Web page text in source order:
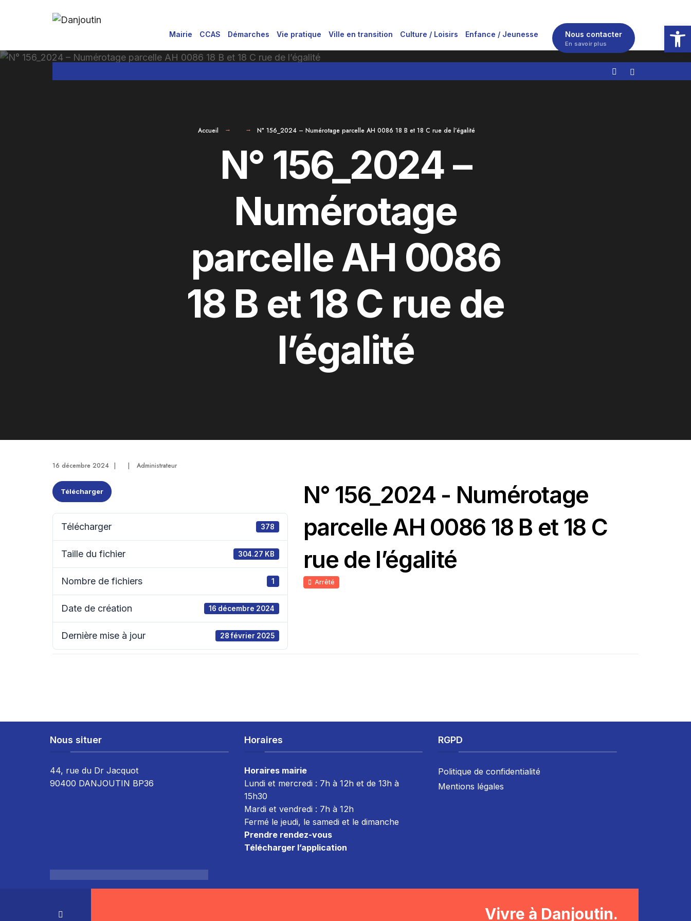
au
Mairie CCAS Démarches Vie pratique Ville en transition Culture / Loisirs Enfance / Jeunesse Nous contacter
En savoir plus
Accueil N° 156_2024 – Numérotage parcelle AH 0086 18 B et 18 C rue de l’égalité
N° 156_2024 –
Numérotage
parcelle AH 0086
18 B et 18 C rue de
l’égalité
16 décembre 2024 | | Administrateur
Télécharger
Télécharger 378
Taille du fichier 304.27 KB
Nombre de fichiers 1
Date de création 16 décembre 2024
Dernière mise à jour 28 février 2025
N° 156_2024 - Numérotage
parcelle AH 0086 18 B et 18 C
rue de l’égalité
Arrêté
Nous situer
44, rue du Dr Jacquot
90400 DANJOUTIN BP36
Horaires
Horaires mairie
Lundi et mercredi : 7h à 12h et de 13h à
15h30
Mardi et vendredi : 7h à 12h
Fermé le jeudi, le samedi et le dimanche
Prendre rendez-vous
Télécharger l’application
RGPD
Politique de confidentialité
Mentions légales
Vivre à Danjoutin.
Ouvrir